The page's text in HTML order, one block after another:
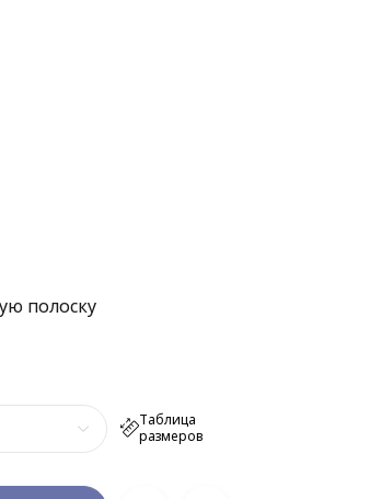
полоску
Таблица
размеров